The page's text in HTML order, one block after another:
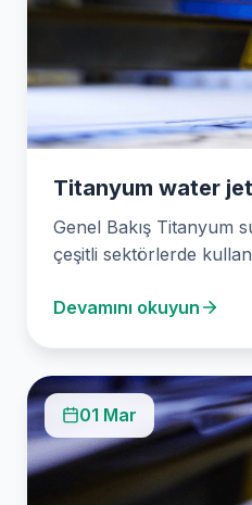
Titanyum water jet
Genel Bakış Titanyum
çeşitli sektörlerde
Devamını okuyun
01 Mar